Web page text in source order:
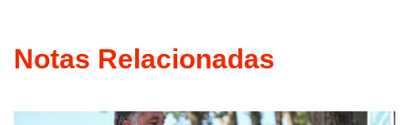
Notas Relacionadas